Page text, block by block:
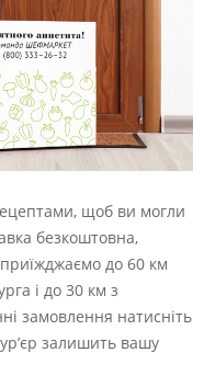
щоб ви могли
безкоштовна,
до 60 км
і до 30 км з
замовлення натисніть
залишить вашу